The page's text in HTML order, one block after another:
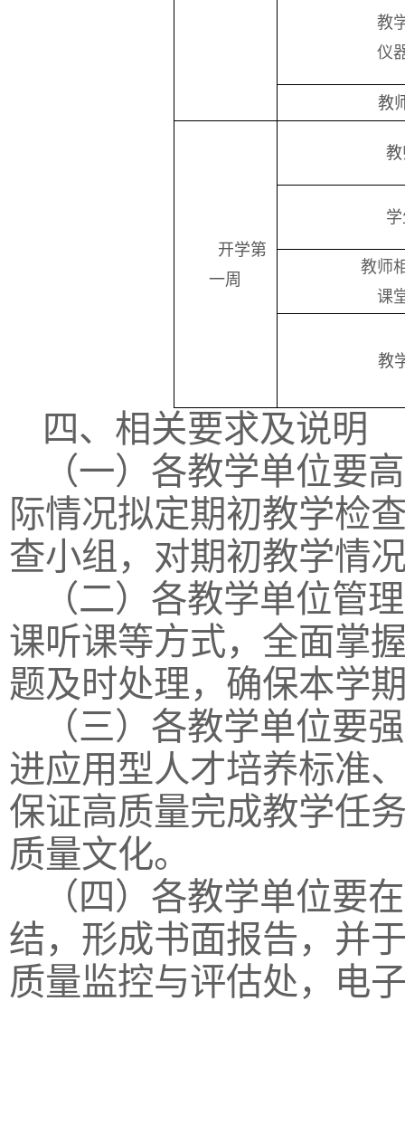
教
仪
教
开学第
一周
教师
课
教
四、相关要求及说明
（一）各教学单位要
际情况拟定期初教学检
查小组，对期初教学情
（二）各教学单位管
课听课等方式，全面掌
题及时处理，确保本学
（三）各教学单位要
进应用型人才培养标准
保证高质量完成教学任
质量文化。
（四）各教学单位要
结，形成书面报告，并
质量监控与评估处，电